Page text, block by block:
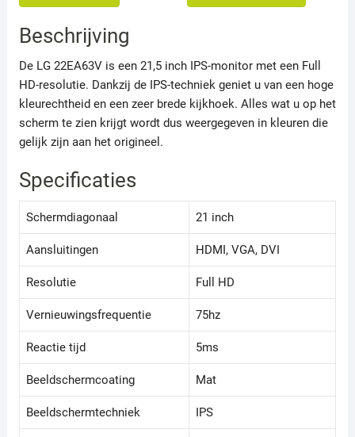
Beschrijving
De LG 22EA63V is een 21,5 inch IPS-monitor met een Full
HD-resolutie. Dankzij de IPS-techniek geniet u van een hoge
kleurechtheid en een zeer brede kijkhoek. Alles wat u op het
scherm te zien krijgt wordt dus weergegeven in kleuren die
gelijk zijn aan het origineel.
Specificaties
Schermdiagonaal 21 inch
Aansluitingen HDMI, VGA, DVI
Resolutie Full HD
Vernieuwingsfrequentie 75hz
Reactie tijd 5ms
Beeldschermcoating Mat
Beeldschermtechniek IPS